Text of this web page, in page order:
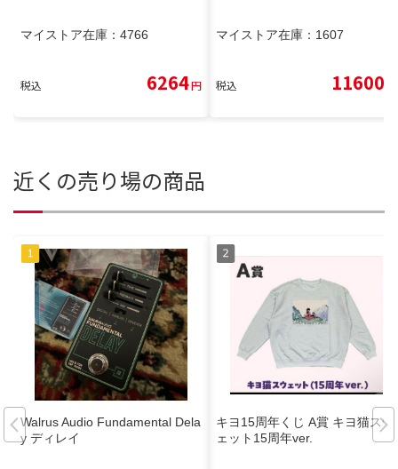
マイストア在庫： 4766
税込 6264円
マイストア在庫： 1607
税込 11600
近くの売り場の商品
Walrus Audio Fundamental Dela
y ディレイ
キヨ15周年くじ A賞 キヨ猫スウ
ェット15周年ver.